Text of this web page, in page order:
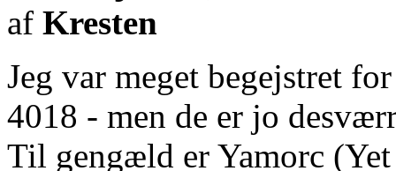
af Kresten
Jeg var meget begejstret
4018 - men de er jo
Til gengæld er Yamorc